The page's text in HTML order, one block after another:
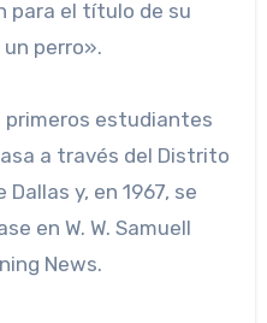
para el título de su
perro».
primeros estudiantes
a través del Distrito
y, en 1967, se
en W. W. Samuell
News.